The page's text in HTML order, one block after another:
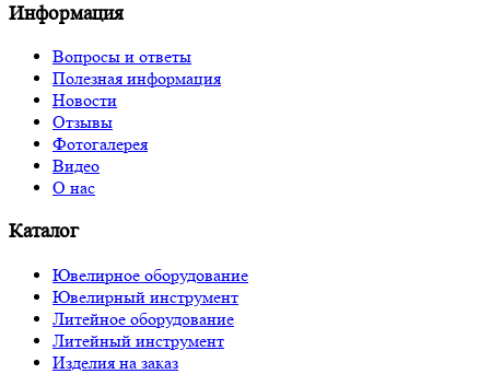
Информация
Вопросы и ответы
Полезная информация
Новости
Отзывы
Фотогалерея
Видео
О нас
Каталог
Ювелирное оборудование
Ювелирный инструмент
Литейное оборудование
Литейный инструмент
Изделия на заказ